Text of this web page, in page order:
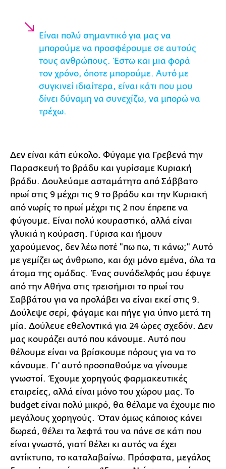
Είναι πολύ σημαντικό για μας να
μπορούμε να προσφέρουμε σε αυτούς
τους ανθρώπους. Έστω και μια φορά
τον χρόνο, όποτε μπορούμε. Αυτό με
συγκινεί ιδιαίτερα, είναι κάτι που μου
δίνει δύναμη να συνεχίζω, να μπορώ να
τρέχω.
Δεν είναι κάτι εύκολο. Φύγαμε για Γρεβενά την
Παρασκευή το βράδυ και γυρίσαμε Κυριακή
βράδυ. Δουλεύαμε ασταμάτητα από Σάββατο
πρωί στις 9 μέχρι τις 9 το βράδυ και την Κυριακή
από νωρίς το πρωί μέχρι τις 2 που έπρεπε να
φύγουμε. Είναι πολύ κουραστικό, αλλά είναι
γλυκιά η κούραση. Γύρισα και ήμουν
χαρούμενος, δεν λέω ποτέ "πω πω, τι κάνω;" Αυτό
με γεμίζει ως άνθρωπο, και όχι μόνο εμένα, όλα τα
άτομα της ομάδας. Ένας συνάδελφός μου έφυγε
από την Αθήνα στις τρεισήμισι το πρωί του
Σαββάτου για να προλάβει να είναι εκεί στις 9.
Δούλεψε σερί, φάγαμε και πήγε για ύπνο μετά τη
μία. Δούλευε εθελοντικά για 24 ώρες σχεδόν. Δεν
μας κουράζει αυτό που κάνουμε. Αυτό που
θέλουμε είναι να βρίσκουμε πόρους για να το
κάνουμε. Γι' αυτό προσπαθούμε να γίνουμε
γνωστοί. Έχουμε χορηγούς φαρμακευτικές
εταιρείες, αλλά είναι μόνο του χώρου μας. Το
budget είναι πολύ μικρό, θα θέλαμε να έχουμε πιο
μεγάλους χορηγούς. Όταν όμως κάποιος κάνει
δωρεά, θέλει τα λεφτά του να πάνε σε κάτι που
είναι γνωστό, γιατί θέλει κι αυτός να έχει
αντίκτυπο, το καταλαβαίνω. Πρόσφατα, μεγάλος